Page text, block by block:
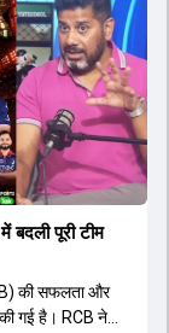
सबसे बड़ी बात इस
में भारी भीड़ उमड़ती
होने वाली
गया है।
पूरी टीम
की सफलता और
की गई है। RCB ने